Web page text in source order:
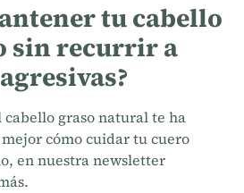
tu cabello
sin recurrir a
graso natural te ha
cómo cuidar tu cuero
en nuestra newsletter